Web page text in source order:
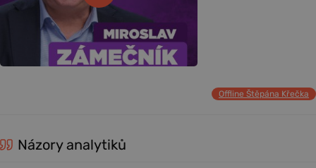
Offline Štěpána Křečka
Názory analytiků